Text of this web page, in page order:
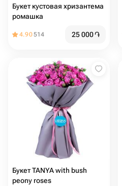
Букет кустовая хризантема
ромашка
4.90514 25 000֏
Букет TANYA with bush
peony roses